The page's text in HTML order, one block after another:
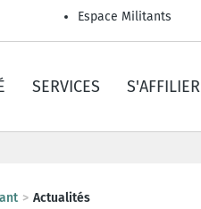
Espace Militants
SERVICES S'AFFILIER
Actualités